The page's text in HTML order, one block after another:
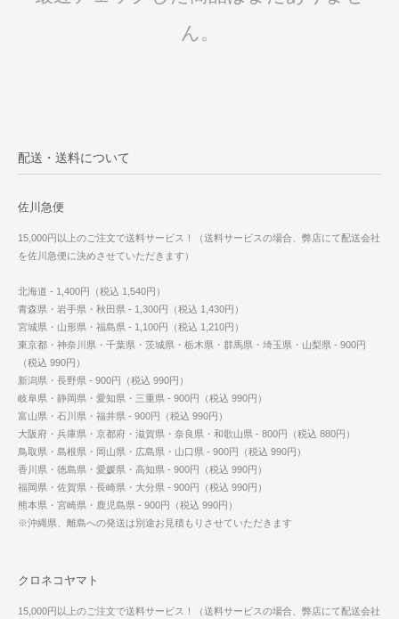
ん。
配送・送料について
佐川急便
15,000円以上のご注文で送料サービス！（送料サービスの場合、弊店にて配送会社
を佐川急便に決めさせていただきます）
北海道 - 1,400円（税込 1,540円）
青森県・岩手県・秋田県 - 1,300円（税込 1,430円）
宮城県・山形県・福島県 - 1,100円（税込 1,210円）
東京都・神奈川県・千葉県・茨城県・栃木県・群馬県・埼玉県・山梨県 - 900円
（税込 990円）
新潟県・長野県 - 900円（税込 990円）
岐阜県・静岡県・愛知県・三重県 - 900円（税込 990円）
富山県・石川県・福井県 - 900円（税込 990円）
大阪府・兵庫県・京都府・滋賀県・奈良県・和歌山県 - 800円（税込 880円）
鳥取県・島根県・岡山県・広島県・山口県 - 900円（税込 990円）
香川県・徳島県・愛媛県・高知県 - 900円（税込 990円）
福岡県・佐賀県・長崎県・大分県 - 900円（税込 990円）
熊本県・宮崎県・鹿児島県 - 900円（税込 990円）
※沖縄県、離島への発送は別途お見積もりさせていただきます
クロネコヤマト
15,000円以上のご注文で送料サービス！（送料サービスの場合、弊店にて配送会社